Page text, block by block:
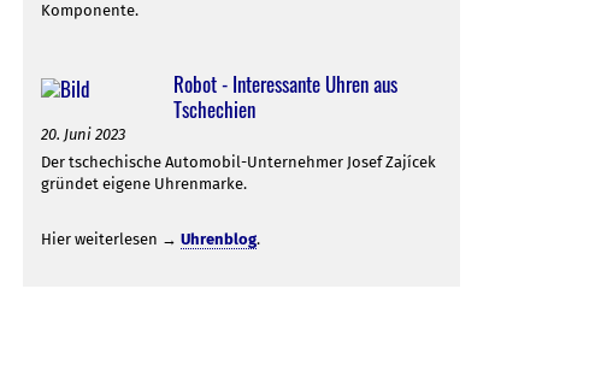
Komponente.
Robot - Interessante Uhren aus
Tschechien
20. Juni 2023
Der tschechische Automobil-Unternehmer Josef Zajícek
gründet eigene Uhrenmarke.
Hier weiterlesen → Uhrenblog.